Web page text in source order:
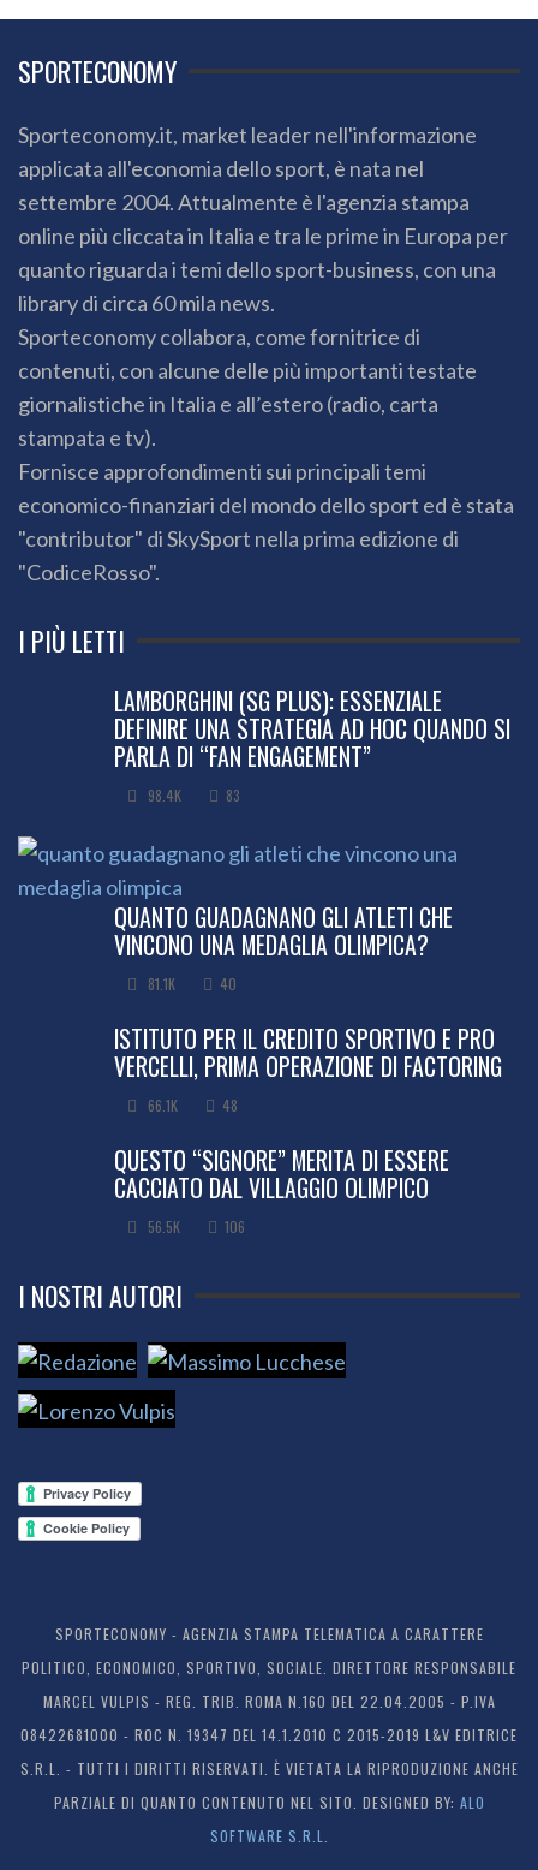
SPORTECONOMY
Sporteconomy.it, market leader nell'informazione
applicata all'economia dello sport, è nata nel
settembre 2004. Attualmente è l'agenzia stampa
online più cliccata in Italia e tra le prime in Europa per
quanto riguarda i temi dello sport-business, con una
library di circa 60 mila news.
Sporteconomy collabora, come fornitrice di
contenuti, con alcune delle più importanti testate
giornalistiche in Italia e all’estero (radio, carta
stampata e tv).
Fornisce approfondimenti sui principali temi
economico-finanziari del mondo dello sport ed è stata
"contributor" di SkySport nella prima edizione di
"CodiceRosso".
I PIÙ LETTI
LAMBORGHINI (SG PLUS): ESSENZIALE
DEFINIRE UNA STRATEGIA AD HOC QUANDO SI
PARLA DI “FAN ENGAGEMENT”
98.4K 83
QUANTO GUADAGNANO GLI ATLETI CHE
VINCONO UNA MEDAGLIA OLIMPICA?
81.1K 40
ISTITUTO PER IL CREDITO SPORTIVO E PRO
VERCELLI, PRIMA OPERAZIONE DI FACTORING
66.1K 48
QUESTO “SIGNORE” MERITA DI ESSERE
CACCIATO DAL VILLAGGIO OLIMPICO
56.5K 106
I NOSTRI AUTORI
SPORTECONOMY - AGENZIA STAMPA TELEMATICA A CARATTERE
POLITICO, ECONOMICO, SPORTIVO, SOCIALE. DIRETTORE RESPONSABILE
MARCEL VULPIS - REG. TRIB. ROMA N.160 DEL 22.04.2005 - P.IVA
08422681000 - ROC N. 19347 DEL 14.1.2010 C 2015-2019 L&V EDITRICE
S.R.L. - TUTTI I DIRITTI RISERVATI. È VIETATA LA RIPRODUZIONE ANCHE
PARZIALE DI QUANTO CONTENUTO NEL SITO. DESIGNED BY: ALO
SOFTWARE S.R.L.